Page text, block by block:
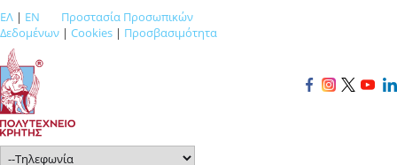
ΕΛ | EN
Προστασία Προσωπικών
Δεδομένων | Cookies | Προσβασιμότητα